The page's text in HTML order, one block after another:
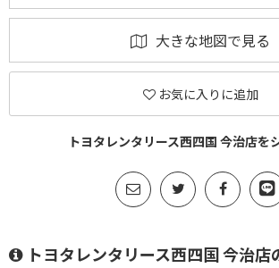
大きな地図で見る
お気に入りに追加
トヨタレンタリース西四国 今治店を
トヨタレンタリース西四国 今治店